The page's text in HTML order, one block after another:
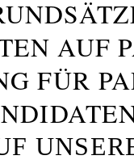
AUF
FÜR